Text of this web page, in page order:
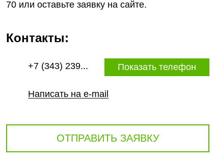
70 или оставьте заявку на сайте.
Контакты:
+7 (343) 239... Показать телефон
Написать на e-mail
ОТПРАВИТЬ ЗАЯВКУ